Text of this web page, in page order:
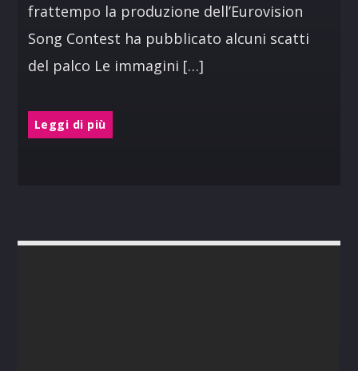
frattempo la produzione dell’Eurovision
Song Contest ha pubblicato alcuni scatti
del palco Le immagini […]
Leggi di più